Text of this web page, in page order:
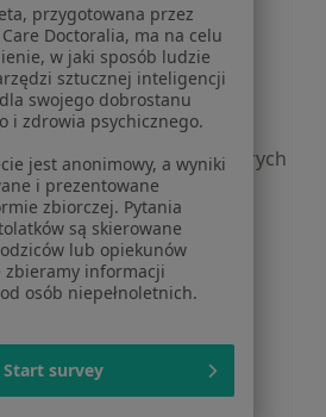
Serwis
Regulamin
pacjentów
profesjonalistów
dla profesjonalistów, których
samodzielnie
cookies
wyniki wyszukiwania
Dostępność
O nas
Partnerzy
prasowe
przygotowana przez
Care Doctoralia, ma na celu
w jaki sposób ludzie
sztucznej inteligencji
swojego dobrostanu
i zdrowia psychicznego.
jest anonimowy, a wyniki
i prezentowane
zbiorczej. Pytania
są skierowane
lub opiekunów
zbieramy informacji
osób niepełnoletnich.
Start survey